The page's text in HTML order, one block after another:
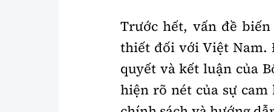
Trước hết, vấn đề
thiết đối với Việt Nam.
quyết và kết luận của
hiện rõ nét của sự